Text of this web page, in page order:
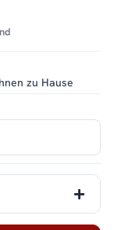
zu Hause